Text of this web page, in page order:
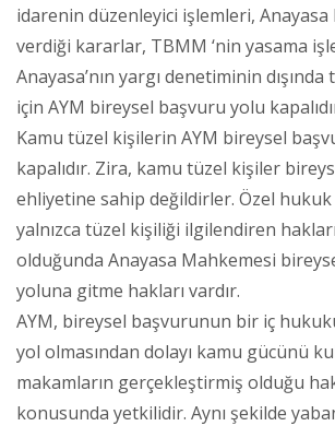
idarenin düzenleyici işlemleri,
verdiği kararlar, TBMM ‘nin yasama
Anayasa’nın yargı denetiminin
için AYM bireysel başvuru yolu
Kamu tüzel kişilerin AYM bireysel
kapalıdır. Zira, kamu tüzel kişiler
ehliyetine sahip değildirler. Özel
yalnızca tüzel kişiliği ilgilendiren
olduğunda Anayasa Mahkemesi
yoluna gitme hakları vardır.
AYM, bireysel başvurunun bir iç
yol olmasından dolayı kamu gücünü
makamların gerçekleştirmiş olduğu
konusunda yetkilidir. Aynı şekilde